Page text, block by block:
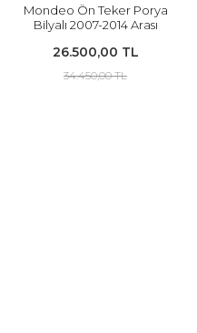
Mondeo Ön Teker Porya
Bilyalı 2007-2014 Arası
26.500,00 TL
34.450,00 TL